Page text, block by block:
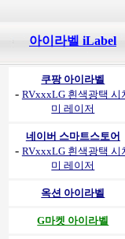
아이라벨 iLabel
쿠팡 아이라벨
- RVxxxLG 흰색광택 시
미 레이저
네이버 스마트스토어
- RVxxxLG 흰색광택 시
미 레이저
옥션 아이라벨
G마켓 아이라벨